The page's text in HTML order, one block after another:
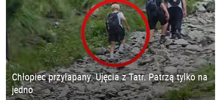
Chłopiec przyłapany. Ujęcia z Tatr. Patrzą tylko na
jedno